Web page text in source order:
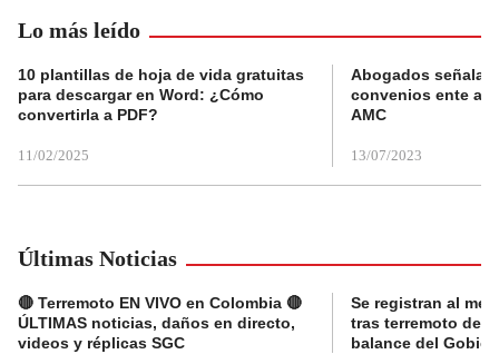
Lo más leído
10 plantillas de hoja de vida gratuitas
para descargar en Word: ¿Cómo
convertirla a PDF?
11/02/2025
Abogados
convenios ente
AMC
13/07/2023
Últimas Noticias
🔴 Terremoto EN VIVO en Colombia 🔴
ÚLTIMAS noticias, daños en directo,
videos y réplicas SGC
Se registran al
tras terremoto de
balance del